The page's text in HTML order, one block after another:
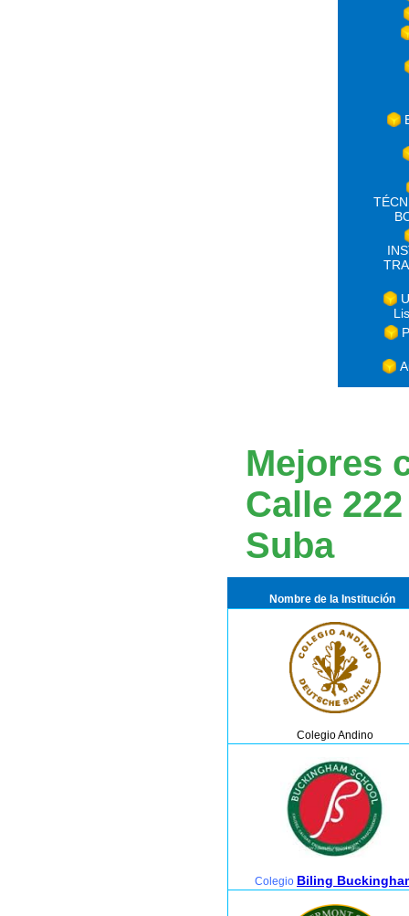
Mejores
Calle
Suba
Nombre de la Institución
ColegioAndino
Colegio Biling